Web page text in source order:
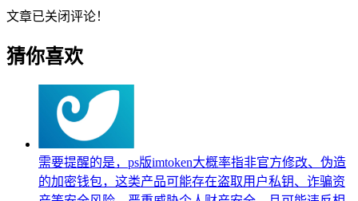
文章已关闭评论！
猜你喜欢
需要提醒的是，ps版imtoken大概率指非官方修改、伪造
的加密钱包，这类产品可能存在盗取用户私钥、诈骗资